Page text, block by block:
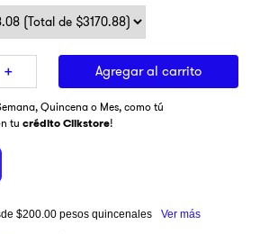
＋ Agregar al carrito
Quincena o Mes, como tú
tu crédito Clikstore!
$200.00 pesos quincenales Ver más